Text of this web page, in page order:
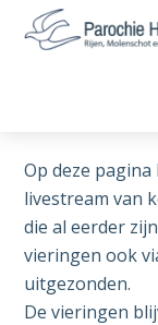
Door
naar
Spring
naar
Op deze
livestream van
die al eerder
vieringen ook
uitgezonden.
De vieringen